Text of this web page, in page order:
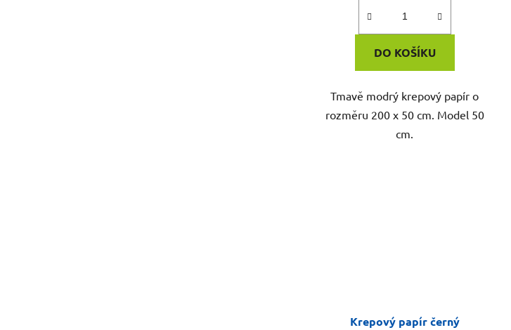
DO KOŠÍKU
Tmavě modrý krepový papír o
rozměru 200 x 50 cm. Model 50
cm.
Krepový papír černý